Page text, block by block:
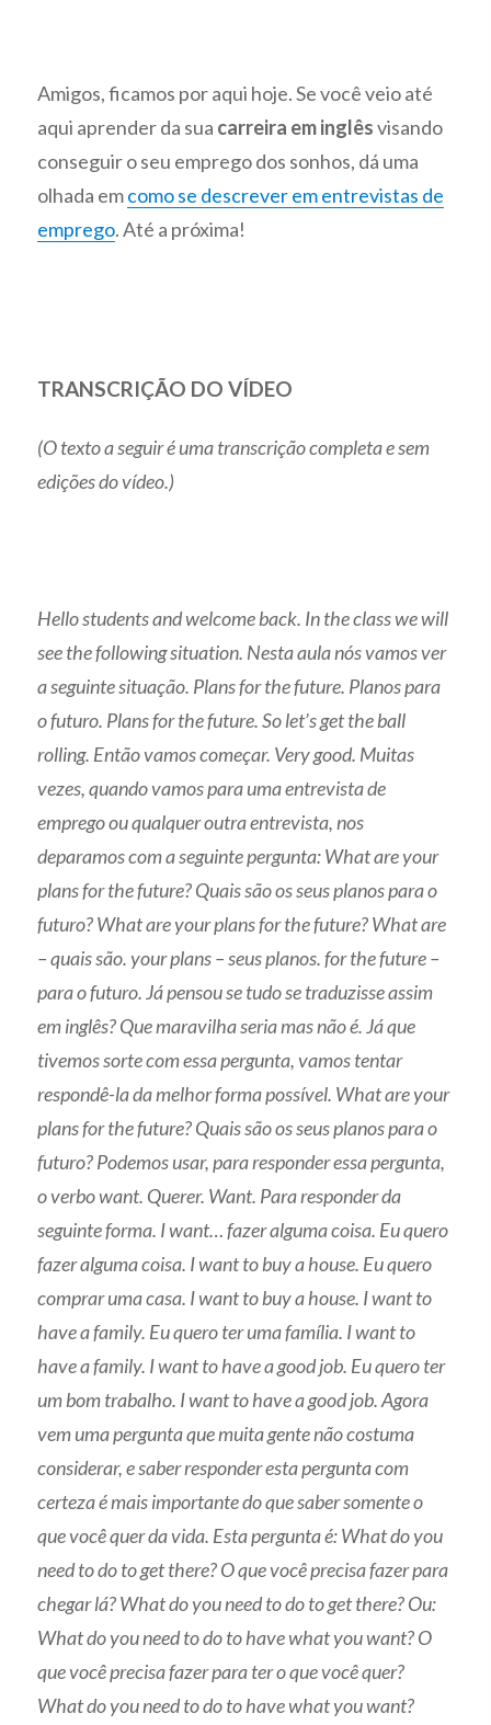
Amigos, ficamos por aqui hoje. Se você veio até
aqui aprender da sua carreira em inglêsvisando
conseguir o seu emprego dos sonhos, dá uma
olhada emcomo se descrever em entrevistas de
emprego. Até a próxima!
TRANSCRIÇÃO DO VÍDEO
(O texto a seguir é uma transcrição completa e sem
edições do vídeo.)
Hello students and welcome back. In the class we will
see the following situation. Nesta aula nós vamos ver
a seguinte situação. Plans for the future. Planos para
o futuro. Plans for the future. So let’s get the ball
rolling. Então vamos começar. Very good. Muitas
vezes, quando vamos para uma entrevista de
emprego ou qualquer outra entrevista, nos
deparamos com a seguinte pergunta: What are your
plans for the future? Quais são os seus planos para o
futuro? What are your plans for the future? What are
– quais são. your plans – seus planos. for the future –
para o futuro. Já pensou se tudo se traduzisse assim
em inglês? Que maravilha seria mas não é. Já que
tivemos sorte com essa pergunta, vamos tentar
respondê-la da melhor forma possível. What are your
plans for the future? Quais são os seus planos para o
futuro? Podemos usar, para responder essa pergunta,
o verbo want. Querer. Want. Para responder da
seguinte forma. I want… fazer alguma coisa. Eu quero
fazer alguma coisa. I want to buy a house. Eu quero
comprar uma casa. I want to buy a house. I want to
have a family. Eu quero ter uma família. Iwant to
have a family. I want to have a good job. Eu quero ter
um bom trabalho. I want to have a good job. Agora
vem uma pergunta que muita gente não costuma
considerar, e saber responder esta pergunta com
certeza é mais importante do que saber somente o
que você quer da vida. Esta pergunta é: What do you
need to do to get there? O que você precisa fazer para
chegar lá? What do you need to do to get there?Ou:
What do you need to do to have what you want? O
que você precisa fazer para ter o que você quer?
What do you need to do to have what you want?